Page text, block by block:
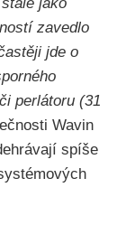
zavedlo
jde o
perlátoru (31
Wavin
spíše